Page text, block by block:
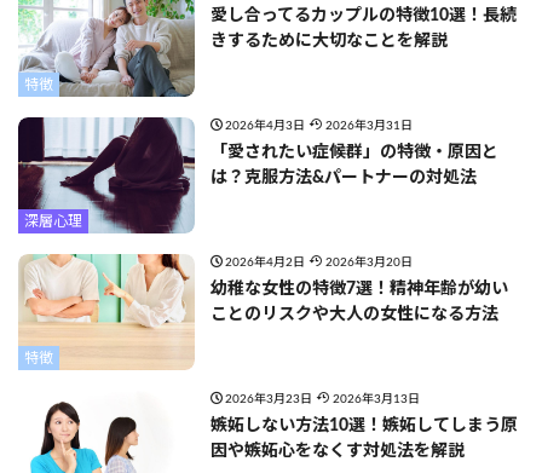
特徴
愛し合ってるカップルの特徴10選！長続
きするために大切なことを解説
深層心理
2026年4月3日 2026年3月31日
「愛されたい症候群」の特徴・原因と
は？克服方法&パートナーの対処法
特徴
2026年4月2日 2026年3月20日
幼稚な女性の特徴7選！精神年齢が幼い
ことのリスクや大人の女性になる方法
2026年3月23日 2026年3月13日
嫉妬しない方法10選！嫉妬してしまう原
因や嫉妬心をなくす対処法を解説